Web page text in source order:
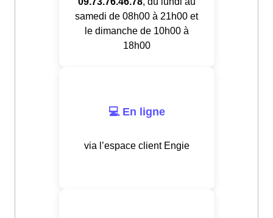
samedi de 08h00 à 21h00 et
le dimanche de 10h00 à
18h00
💻 En ligne
via l’espace client Engie